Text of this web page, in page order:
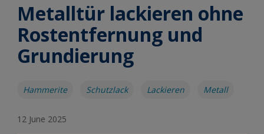
Metalltür lackieren ohne
Rostentfernung und
Grundierung
Hammerite Schutzlack Lackieren Metall
12 June 2025